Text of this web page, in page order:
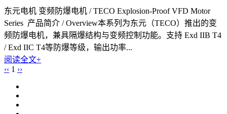
东元电机 变频防爆电机 / TECO Explosion-Proof VFD Motor
Series 产品简介 / Overview本系列为东元（TECO）推出的变
频防爆电机，兼具隔爆结构与变频控制功能。支持 Exd IIB T4
/ Exd IIC T4等防爆等级，输出功率...
阅读全文+
‹‹ 1 ››